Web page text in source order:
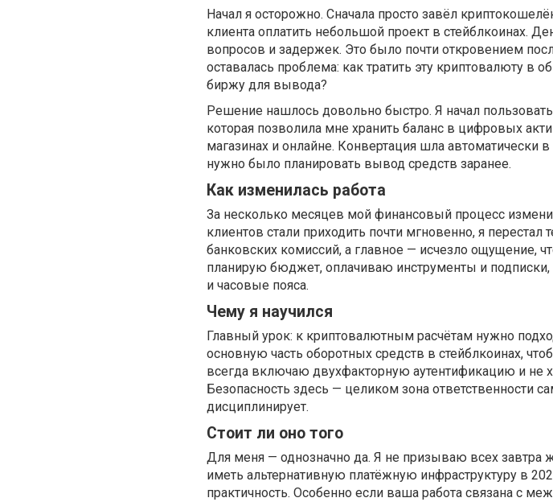
Начал я осторожно. Сначала просто завёл
клиента оплатить небольшой проект в стейблкоинах.
вопросов и задержек. Это было почти откровением
оставалась проблема: как тратить эту криптовалюту в
биржу для вывода?
Решение нашлось довольно быстро. Я начал
которая позволила мне хранить баланс в цифровых
магазинах и онлайне. Конвертация шла автоматически
нужно было планировать вывод средств заранее.
Как изменилась работа
За несколько месяцев мой финансовый процесс
клиентов стали приходить почти мгновенно, я перестал
банковских комиссий, а главное — исчезло ощущение,
планирую бюджет, оплачиваю инструменты и подписки,
и часовые пояса.
Чему я научился
Главный урок: к криптовалютным расчётам нужно
основную часть оборотных средств в стейблкоинах,
всегда включаю двухфакторную аутентификацию и не
Безопасность здесь — целиком зона ответственности
дисциплинирует.
Стоит ли оно того
Для меня — однозначно да. Я не призываю всех завтра
иметь альтернативную платёжную инфраструктуру в
практичность. Особенно если ваша работа связана с